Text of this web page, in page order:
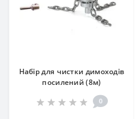
Набір для чистки димоходів
посилений (8м)
0